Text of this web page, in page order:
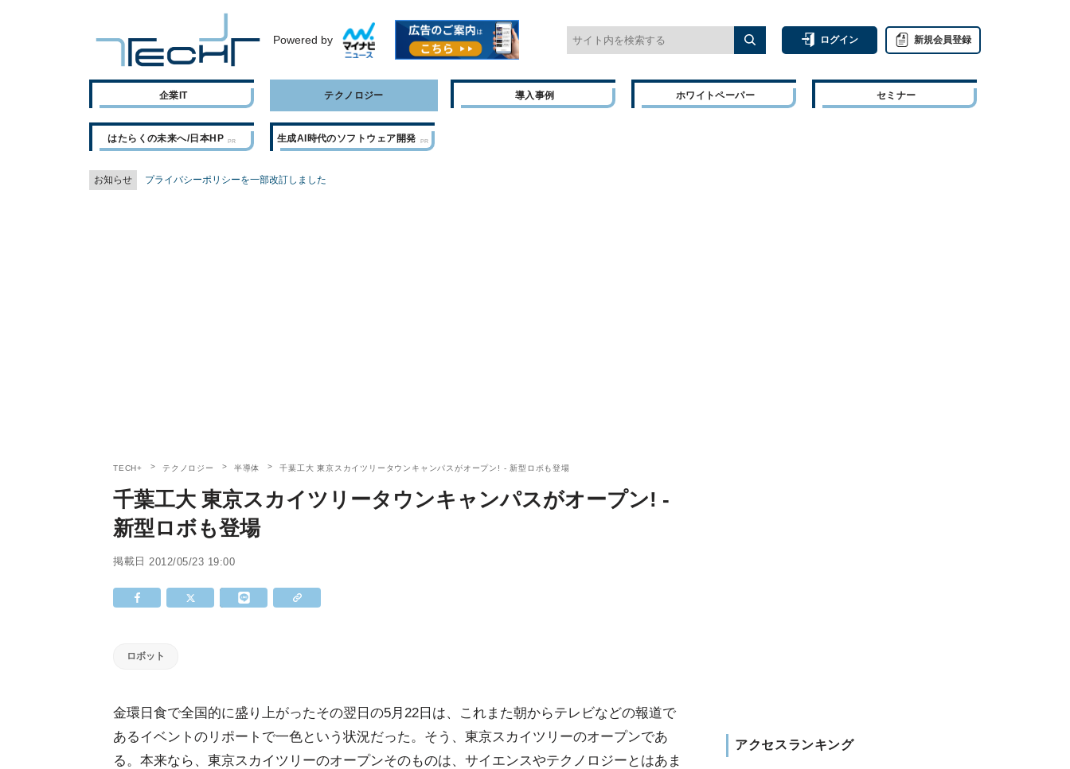
Powered by ログイン 新規会員登録
企業IT テクノロジー 導入事例 ホワイトペーパー セミナー
はたらくの未来へ/日本HP 生成AI時代のソフトウェア開発
お知らせ プライバシーポリシーを一部改訂しました
TECH+ テクノロジー 半導体 千葉工大 東京スカイツリータウンキャンパスがオープン! - 新型ロボも登場
千葉工大 東京スカイツリータウンキャンパスがオープン! -
新型ロボも登場
掲載日 2012/05/23 19:00
ロボット
金環日食で全国的に盛り上がったその翌日の5月22日は、これまた朝からテレビなどの報道で
あるイベントのリポートで一色という状況だった。そう、東京スカイツリーのオープンであ
る。本来なら、東京スカイツリーのオープンそのものは、サイエンスやテクノロジーとはあま
アクセスランキング